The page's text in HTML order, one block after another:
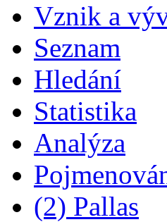
Vznik a
Seznam
Hledání
Statistika
Analýza
(2) Pallas